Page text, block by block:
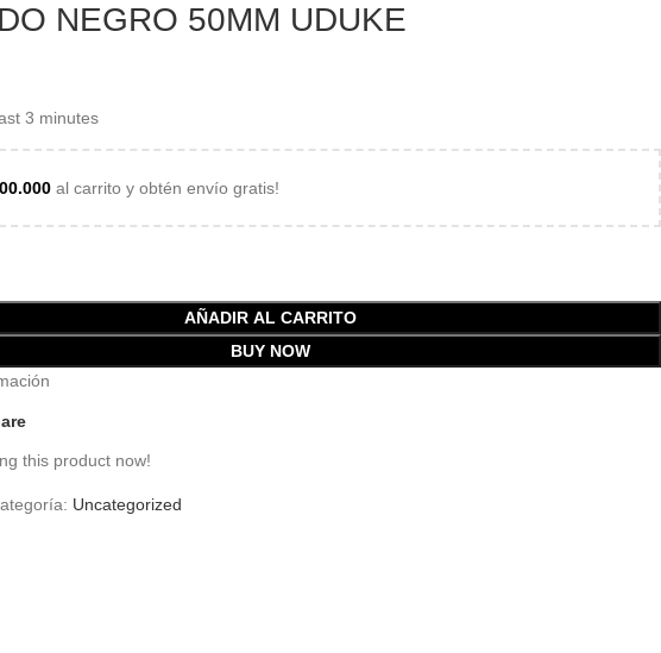
NEGRO 50MM UDUKE
3 minutes
al carrito y obtén envío gratis!
AÑADIR AL CARRITO
BUY NOW
this product now!
Uncategorized